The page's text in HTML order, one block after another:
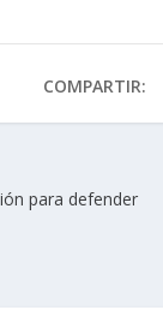
COMPARTIR:
para defender